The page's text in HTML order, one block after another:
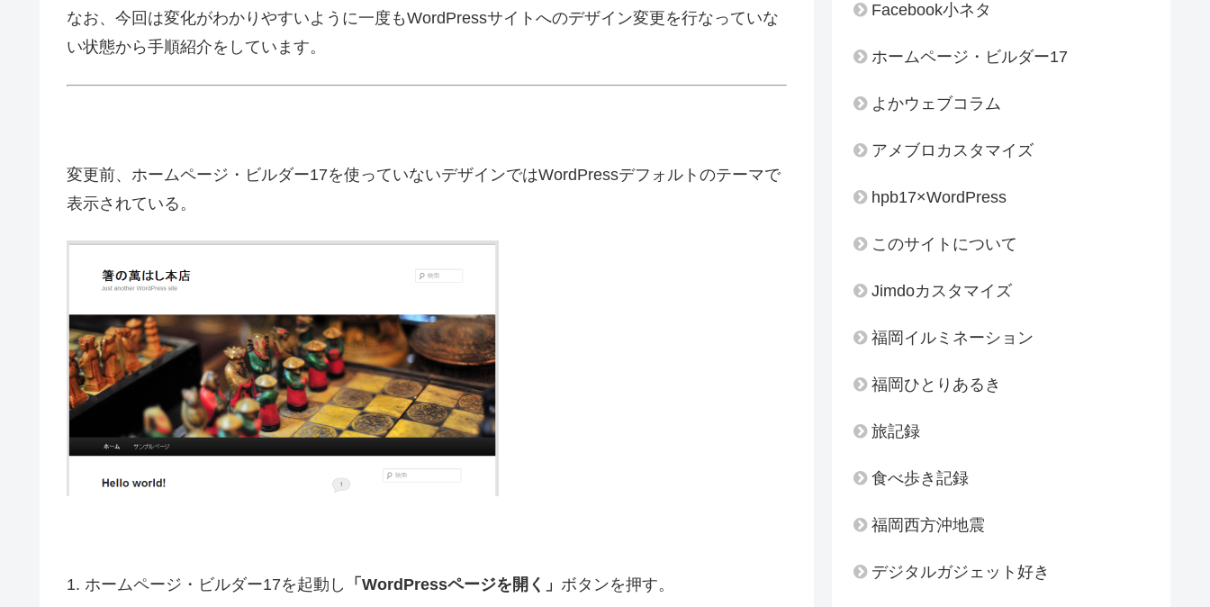
なお、今回は変化がわかりやすいように一度もWordPressサイトへのデザイン変更を行なっていな
い状態から手順紹介をしています。
変更前、ホームページ・ビルダー17を使っていないデザインではWordPressデフォルトのテーマで
表示されている。
1. ホームページ・ビルダー17を起動し 「WordPressページを開く」 ボタンを押す。
Facebook小ネタ
ホームページ・ビルダー17
よかウェブコラム
アメブロカスタマイズ
hpb17×WordPress
このサイトについて
Jimdoカスタマイズ
福岡イルミネーション
福岡ひとりあるき
旅記録
食べ歩き記録
福岡西方沖地震
デジタルガジェット好き